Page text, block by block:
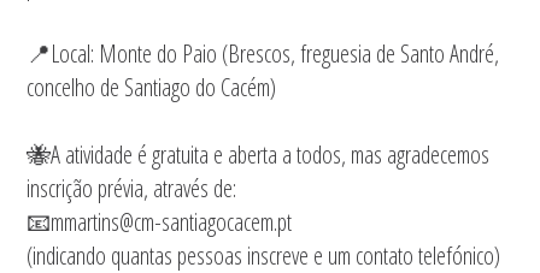
📍Local: Monte do Paio (Brescos, freguesia de Santo André,
concelho de Santiago do Cacém)
🐝A atividade é gratuita e aberta a todos, mas agradecemos
inscrição prévia, através de:
📧mmartins@cm-santiagocacem.pt
(indicando quantas pessoas inscreve e um contato telefónico)